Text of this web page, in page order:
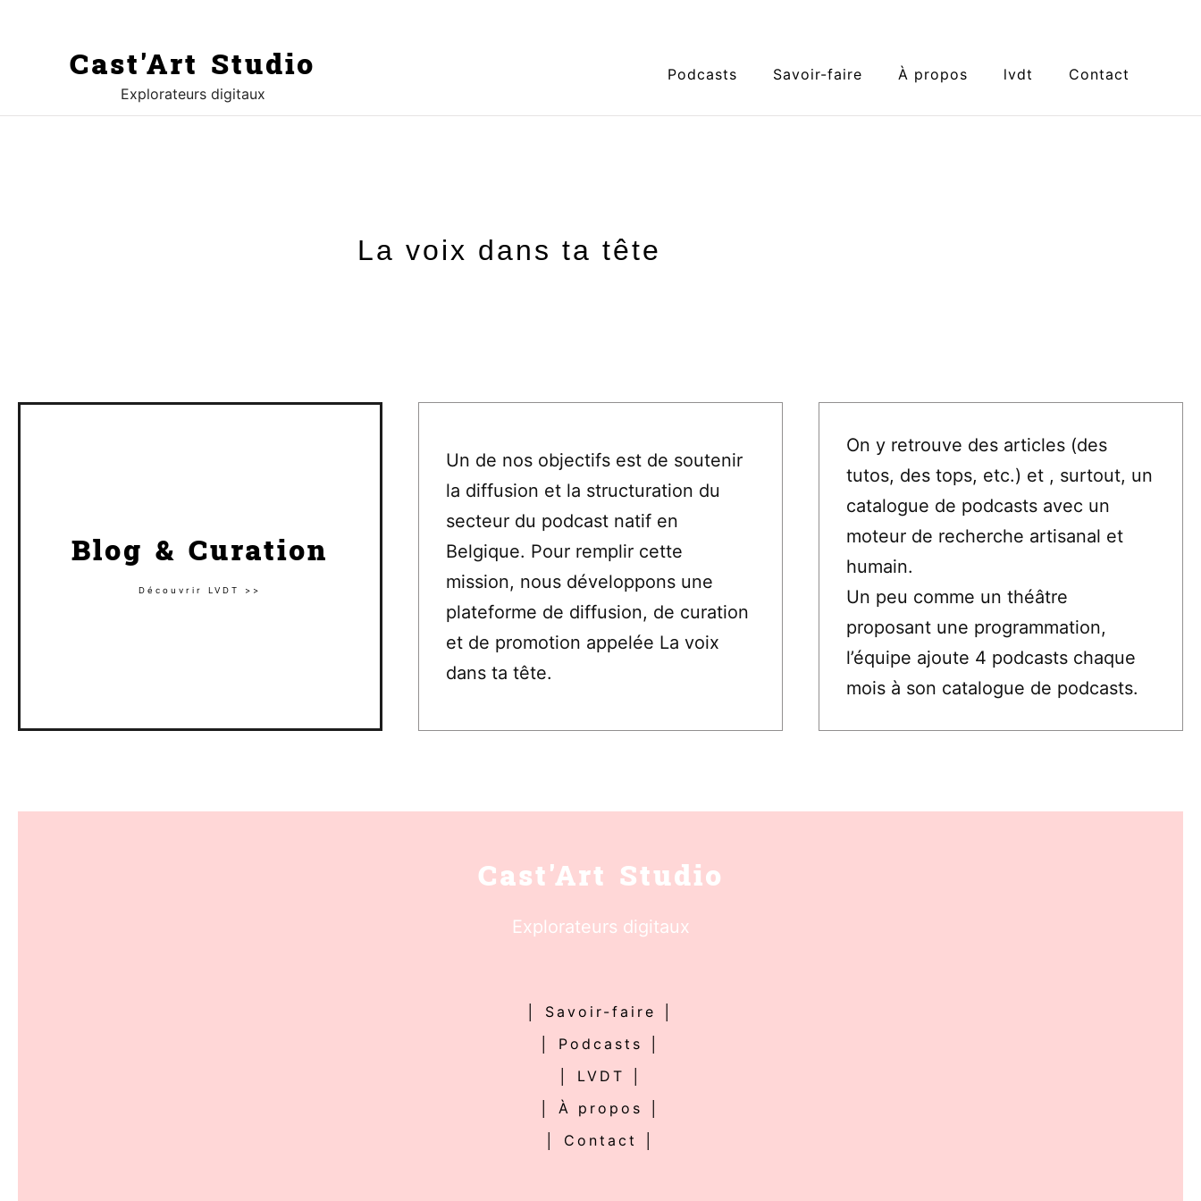
Cast'Art Studio
Explorateurs digitaux
Podcasts Savoir-faire À propos lvdt Contact
La voix dans ta tête
Blog & Curation
Découvrir LVDT >>
Un de nos objectifs est de soutenir
la diffusion et la structuration du
secteur du podcast natif en
Belgique. Pour remplir cette
mission, nous développons une
plateforme de diffusion, de curation
et de promotion appelée La voix
dans ta tête.
On y retrouve des articles (des
tutos, des tops, etc.) et , surtout, un
catalogue de podcasts avec un
moteur de recherche artisanal et
humain.
Un peu comme un théâtre
proposant une programmation,
l’équipe ajoute 4 podcasts chaque
mois à son catalogue de podcasts.
Cast'Art Studio
Explorateurs digitaux
│ Savoir-faire │
│ Podcasts │
│ LVDT │
│ À propos │
│ Contact │